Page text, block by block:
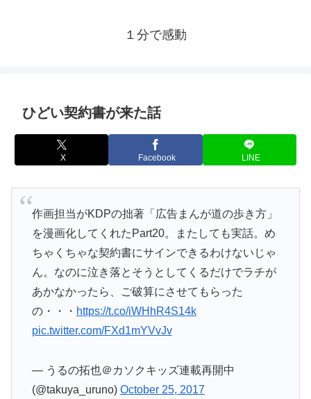
１分で感動
ひどい契約書が来た話
X Facebook LINE
作画担当がKDPの拙著「広告まんが道の歩き方」
を漫画化してくれたPart20。またしても実話。め
ちゃくちゃな契約書にサインできるわけないじゃ
ん。なのに泣き落とそうとしてくるだけでラチが
あかなかったら、ご破算にさせてもらった
の・・・ https://t.co/iWHhR4S14k
pic.twitter.com/FXd1mYVvJv
— うるの拓也＠カソクキッズ連載再開中
(@takuya_uruno) October 25, 2017